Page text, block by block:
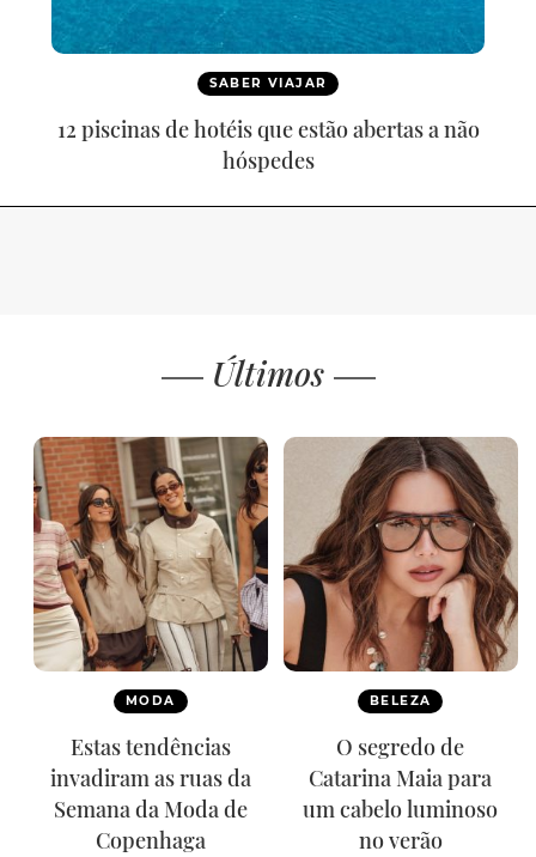
SABER VIAJAR
12 piscinas de hotéis que estão abertas a não
hóspedes
Últimos
MODA
Estas tendências
invadiram as ruas da
Semana da Moda de
Copenhaga
BELEZA
O segredo de
Catarina Maia para
um cabelo luminoso
no verão